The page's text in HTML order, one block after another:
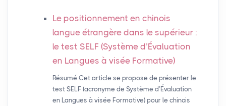
Le positionnement en chinois
langue étrangère dans le supérieur :
le test SELF (Système d’Évaluation
en Langues à visée Formative)
Résumé Cet article se propose de présenter le
test SELF (acronyme de Système d’Évaluation
en Langues à visée Formative) pour le chinois